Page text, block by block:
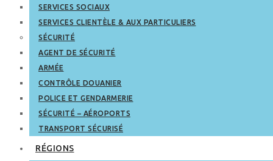
SERVICES SOCIAUX
SERVICES CLIENTÈLE & AUX PARTICULIERS
SÉCURITÉ
AGENT DE SÉCURITÉ
ARMÉE
CONTRÔLE DOUANIER
POLICE ET GENDARMERIE
SÉCURITÉ – AÉROPORTS
TRANSPORT SÉCURISÉ
RÉGIONS